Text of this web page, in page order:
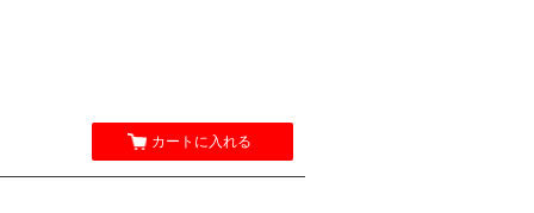
カートに入れる